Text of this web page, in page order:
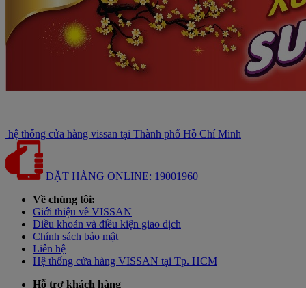
hệ thống cửa hàng vissan tại Thành phố Hồ Chí Minh
ĐẶT HÀNG ONLINE: 19001960
Về chúng tôi:
Giới thiệu về VISSAN
Điều khoản và điều kiện giao dịch
Chính sách bảo mật
Liên hệ
Hệ thống cửa hàng VISSAN tại Tp. HCM
Hỗ trợ khách hàng